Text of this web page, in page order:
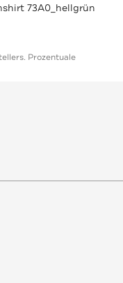
73A0_hellgrün
Prozentuale